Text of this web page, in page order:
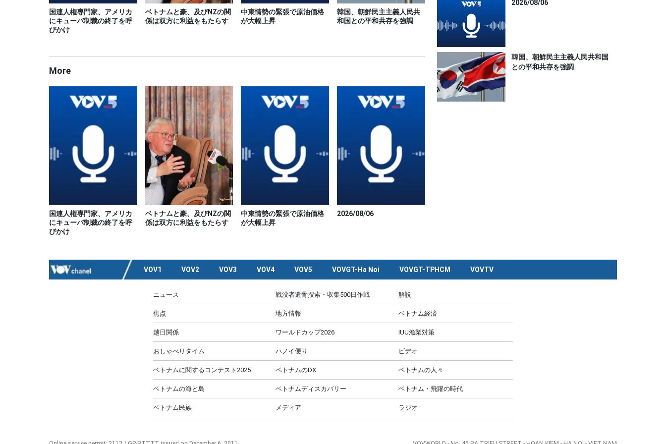
国連人権専門家、アメリカ
にキューバ制裁の終了を呼
びかけ
ベトナムと豪、及びNZの関
係は双方に利益をもたらす
中東情勢の緊張で原油価格
が大幅上昇
韓国、朝鮮民主主義人民共
和国との平和共存を強調
More
国連人権専門家、アメリカ
にキューバ制裁の終了を呼
びかけ
ベトナムと豪、及びNZの関
係は双方に利益をもたらす
中東情勢の緊張で原油価格
が大幅上昇
2026/08/06
2026/08/06
韓国、朝鮮民主主義人民共和国
との平和共存を強調
VOV1 VOV2 VOV3 VOV4 VOV5 VOVGT-Ha Noi VOVGT-TPHCM VOVTV
ニュース 戦没者遺骨捜索・収集500日作戦 解説
焦点 地方情報 ベトナム経済
越日関係 ワールドカップ2026 IUU漁業対策
おしゃべりタイム ハノイ便り ビデオ
ベトナムに関するコンテスト2025 ベトナムのDX ベトナムの人々
ベトナムの海と島 ベトナムディスカバリー ベトナム・飛躍の時代
ベトナム民族 メディア ラジオ